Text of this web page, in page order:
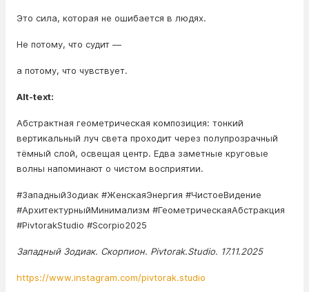
Это сила, которая не ошибается в людях.
Не потому, что судит —
а потому, что чувствует.
Alt-text:
Абстрактная геометрическая композиция: тонкий
вертикальный луч света проходит через полупрозрачный
тёмный слой, освещая центр. Едва заметные круговые
волны напоминают о чистом восприятии.
#ЗападныйЗодиак #ЖенскаяЭнергия #ЧистоеВидение
#АрхитектурныйМинимализм #ГеометрическаяАбстракция
#PivtorakStudio #Scorpio2025
Западный Зодиак. Скорпион. Pivtorak.Studio. 17.11.2025
https://www.instagram.com/pivtorak.studio